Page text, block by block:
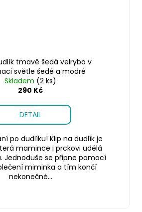
tmavě šedá velryba v
světle šedé a modré
Skladem (2 ks)
290 Kč
DETAIL
po dudlíku! Klip na dudlík je
mamince i prckovi udělá
Jednoduše se připne pomocí
miminka a tím končí
nekonečné...